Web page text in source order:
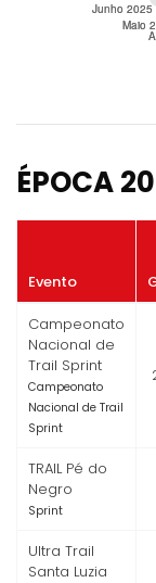
ÉPOCA
Evento
Campeonato
Nacional de
Trail Sprint
Campeonato
Nacional de Trail
Sprint
TRAIL Pé do
Negro
Sprint
Ultra Trail
Santa Luzia